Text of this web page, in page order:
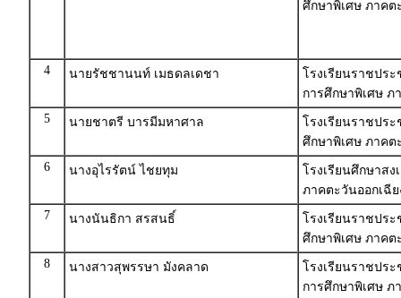
ศึกษาพิเศษ ภาคต
4 นายรัชชานนท์ เมธดลเดชา
โรงเรียนราชปร
การศึกษาพิเศษ ภ
5
นายชาตรี บารมีมหาศาล
โรงเรียนราชปร
ศึกษาพิเศษ ภาคต
6
นางอุไรรัตน์ ไชยทุม
โรงเรียนศึกษาส
ภาคตะวันออกเฉีย
7
นางนันธิกา สรสนธิ์
โรงเรียนราชปร
ศึกษาพิเศษ ภาคต
8
นางสาวสุพรรษา มังคลาด
โรงเรียนราชปร
การศึกษาพิเศษ ภ